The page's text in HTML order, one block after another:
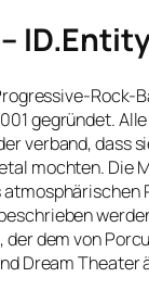
Rock-
gegründet. Alle
verband, dass
mochten. Die
dem von
Dream Theater